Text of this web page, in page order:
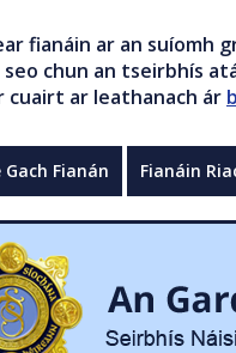
fianáin ar an suíomh
seo chun an tseirbhís
cuairt ar leathanach ár
Gach Fianán Fianáin